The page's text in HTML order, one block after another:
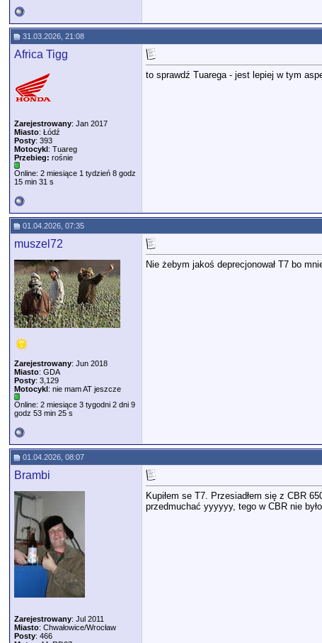
31.03.2026, 21:08
Africa Tigg
Zarejestrowany: Jan 2017
Miasto: Łódź
Posty: 393
Motocykl: Tuareg
Przebieg: rośnie
Online: 2 miesiące 1 tydzień 8 godz
15 min 31 s
to sprawdź Tuarega - jest lepiej w tym
01.04.2026, 07:35
muszel72
Zarejestrowany: Jun 2018
Miasto: GDA
Posty: 3,129
Motocykl: nie mam AT jeszcze
Online: 2 miesiące 3 tygodni 2 dni 9
godz 53 min 25 s
Nie żebym jakoś deprecjonował T7 bo
01.04.2026, 08:07
Brambi
Zarejestrowany: Jul 2011
Miasto: Chwałowice/Wrocław
Posty: 466
Kupiłem se T7. Przesiadłem się z CBR
przedmuchać yyyyyy, tego w CBR nie